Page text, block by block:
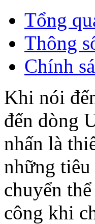
Tổng
Thông
Chính
Khi nói
đến dòng
nhấn là
những
chuyển
công khi